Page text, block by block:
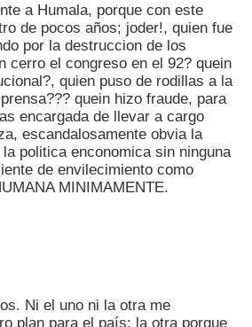
a Humala, porque con este
de pocos años; joder!, quien fue
por la destruccion de los
cerro el congreso en el 92? quein
quien puso de rodillas a la
quein hizo fraude, para
encargada de llevar a cargo
escandalosamente obvia la
politica enconomica sin ninguna
de envilecimiento como
MINIMAMENTE.
Ni el uno ni la otra me
plan para el país; la otra porque